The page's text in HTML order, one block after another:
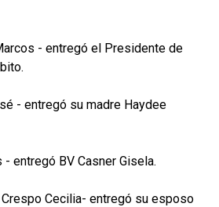
- entregó el Presidente de
- entregó su madre Haydee
- entregó BV Casner Gisela.
Cecilia- entregó su esposo